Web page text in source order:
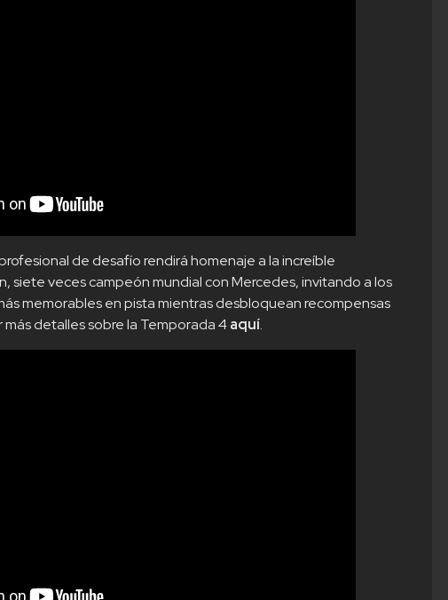
de desafío rendirá homenaje a la increíble
siete veces campeón mundial con Mercedes, invitando a los
memorables en pista mientras desbloquean recompensas
detalles sobre la Temporada 4aquí.